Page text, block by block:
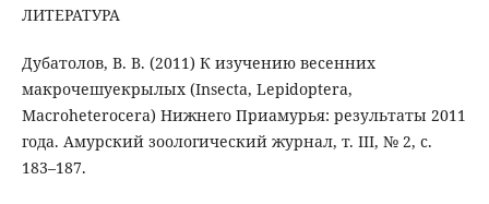
ЛИТЕРАТУРА
Дубатолов, В. В. (2011) К изучению весенних
макрочешуекрылых (Insecta, Lepidoptera,
Macroheterocera) Нижнего Приамурья: результаты 2011
года. Амурский зоологический журнал, т. III, № 2, с.
183–187.